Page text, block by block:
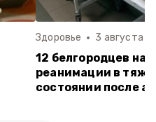
Здоровье 3 августа ,
12 белгородцев
реанимации в
состоянии после